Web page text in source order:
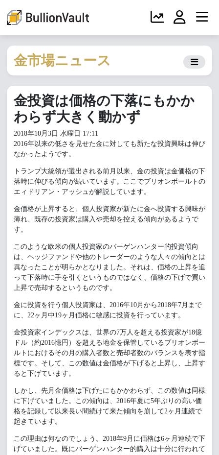
金市場ニュース
金投資は価格の下落にもかか
わらず大きく動かず
2018年10月3日 水曜日 17:11
2016年以来の低さを見せた金に対しても新たな投資興味は伸び
なかったようです。
トランプ大統領が選出される前月以来、金の投資は金価格の下
落時に伸びる傾向が続いています。ここでブリオンボールトの
エィドリアン・アッシュが解説しています。
金価格が上昇すると、個人投資家が新たに金へ投資する興味が
薄れ、既存の投資家は購入や売却を控える傾向があるようで
す。
このような欧米の個人投資家のバーゲンハンター的投資傾向
は、ヘッジファンドや他のトレーダーのような人々の傾向とは
異なったことが明らかとなりました。それは、価格の上昇を追
って下落時に手を引くというものではなく、価格の下げで買い
上昇で売却するというものです。
金に投資を行う個人投資家は、2016年10月から2018年7月まで
に、22ヶ月中19ヶ月価格に敏感に投資を行っています。
金投資家インデックスは、世界の7万人を超える投資家が18億
ドル（約2016憶円）を超える地金を保管しているブリオンボー
ルトにおけるその月の購入者数と売却者数のバランスを表す指
標です。そして、この数値は金価格が下げると上昇し、上昇す
ると下げています。
しかし、先月金価格は下げたにもかかわらず、この数値は同様
に下げていました。この傾向は、2016年夏に5年ぶりの高い価
格を記録して以来長い間続けて来た傾向を崩して2ヶ月連続で
起きています。
この理由は何なのでしょう。2018年9月に価格は6ヶ月連続で下
げていました。既にバーゲンハンター的購入は十分に行われて